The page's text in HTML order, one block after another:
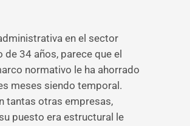
en el sector
de 34 años, parece que el
normativo le ha ahorrado
meses siendo temporal.
tantas otras empresas,
puesto era estructural le